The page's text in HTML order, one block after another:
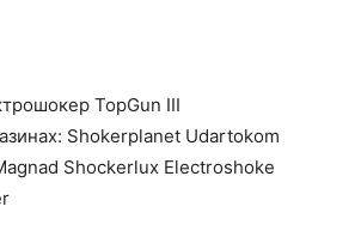
TopGun III
Shokerplanet Udartokom
Shockerlux Electroshoke